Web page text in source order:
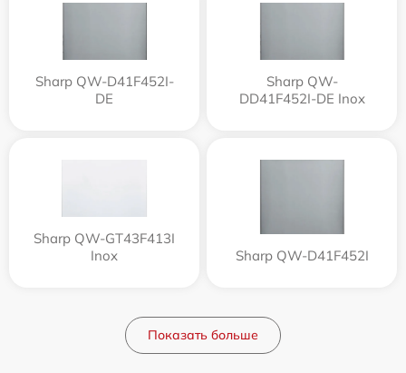
Sharp QW-D41F452I-
DE
Sharp QW-
DD41F452I-DE Inox
Sharp QW-GT43F413I
Inox
Sharp QW-D41F452I
Показать больше